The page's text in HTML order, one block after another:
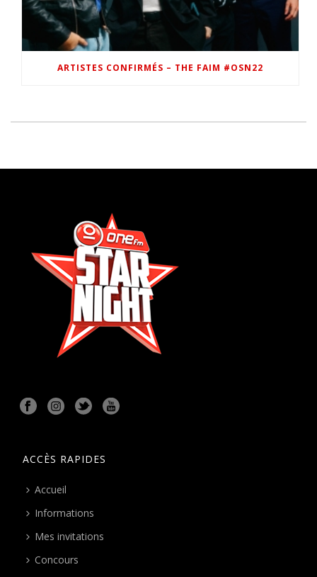
ARTISTES CONFIRMÉS – THE FAIM #OSN22
ACCÈS RAPIDES
Accueil
Informations
Mes invitations
Concours